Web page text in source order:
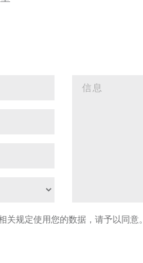
规定使用您的数据，请予以同意。